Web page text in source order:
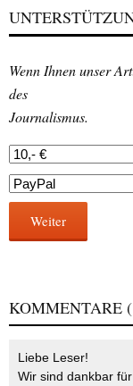
Wenn Ihnen unser
des
Journalismus.
Weiter
KOMMENTARE
Liebe Leser!
Wir sind dankbar